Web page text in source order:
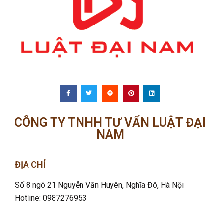
CÔNG TY TNHH TƯ VẤN LUẬT ĐẠI
NAM
ĐỊA CHỈ
Số 8 ngõ 21 Nguyễn Văn Huyên, Nghĩa Đô, Hà Nội
Hotline: 0987276953